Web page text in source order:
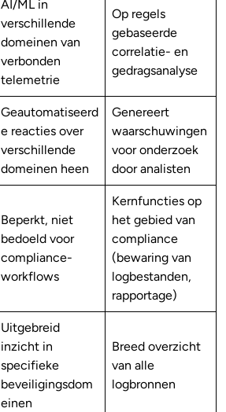
AI/ML in
verschillende
domeinen van
verbonden
telemetrie
Op regels
gebaseerde
correlatie- en
gedragsanalyse
Geautomatiseerd
e reacties over
verschillende
domeinen heen
Genereert
waarschuwingen
voor onderzoek
door analisten
Beperkt, niet
bedoeld voor
compliance-
workflows
Kernfuncties op
het gebied van
compliance
(bewaring van
logbestanden,
rapportage)
Uitgebreid
inzicht in
specifieke
beveiligingsdom
einen
Breed overzicht
van alle
logbronnen